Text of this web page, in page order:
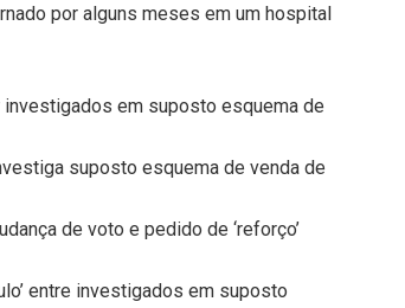
por alguns meses em um hospital
em suposto esquema de
suposto esquema de venda de
de voto e pedido de ‘reforço’
entre investigados em suposto